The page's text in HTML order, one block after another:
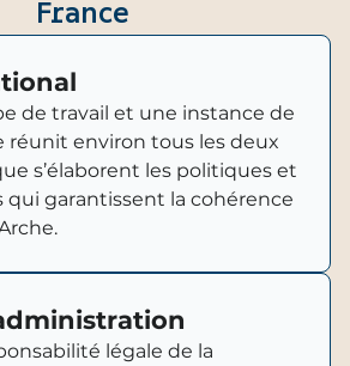
France
de travail et une instance de
réunit environ tous les deux
s’élaborent les politiques et
qui garantissent la cohérence
légale de la